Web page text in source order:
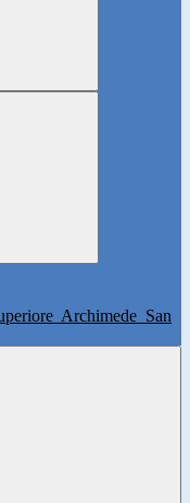
Archimede San